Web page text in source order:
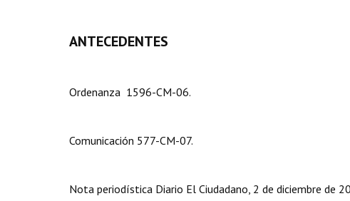
ANTECEDENTES
Ordenanza 1596-CM-06.
Comunicación 577-CM-07.
Nota periodística Diario El Ciudadano, 2 de diciembre de